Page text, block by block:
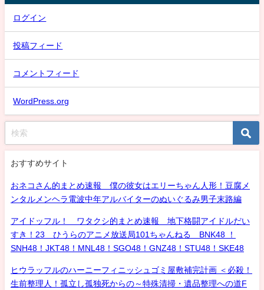
ログイン
投稿フィード
コメントフィード
WordPress.org
おすすめサイト
おネコさん的まとめ速報 僕の彼女はエリーちゃん人形！豆腐メ
ンタルメンヘラ電波中年アルバイターのぬいぐるみ男子末路編
アイドッフル！ ワタクシ的まとめ速報 地下格闘アイドルだい
すき！23 ひうらのアニメ放送局101ちゃんねる BNK48 ！
SNH48！JKT48！MNL48！SGO48！GNZ48！STU48！SKE48
ヒウラッフルのハーニーフィニッシュゴミ屋敷補完計画 ＜必殺！
生前整理人！孤立し孤独死からの～特殊清掃・遺品整理への道F